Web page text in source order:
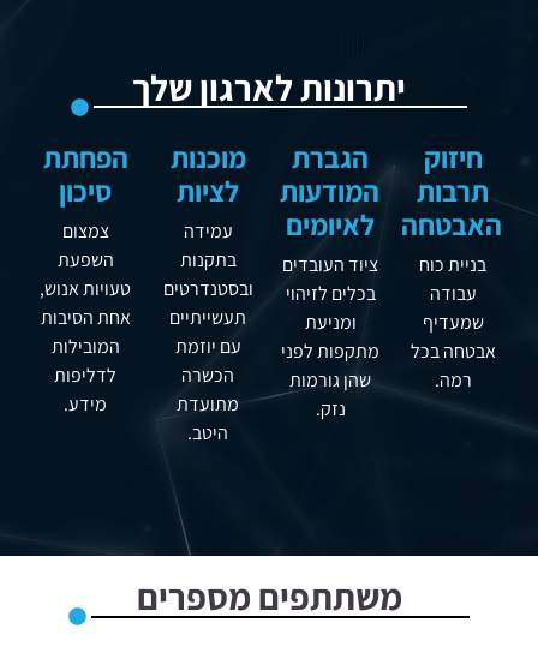
יתרונות לארגון שלך
חיזוק
תרבות
האבטחה
בניית כוח
עבודה
שמעדיף
אבטחה בכל
רמה.
הגברת
המודעות
לאיומים
ציוד העובדים
בכלים לזיהוי
ומניעת
מתקפות לפני
שהן גורמות
נזק.
מוכנות
לציות
עמידה
בתקנות
ובסטנדרטים
תעשייתיים
עם יוזמת
הכשרה
מתועדת
היטב.
הפחתת
סיכון
צמצום
השפעת
טעויות אנוש,
אחת הסיבות
המובילות
לדליפות
מידע.
משתתפים מספרים